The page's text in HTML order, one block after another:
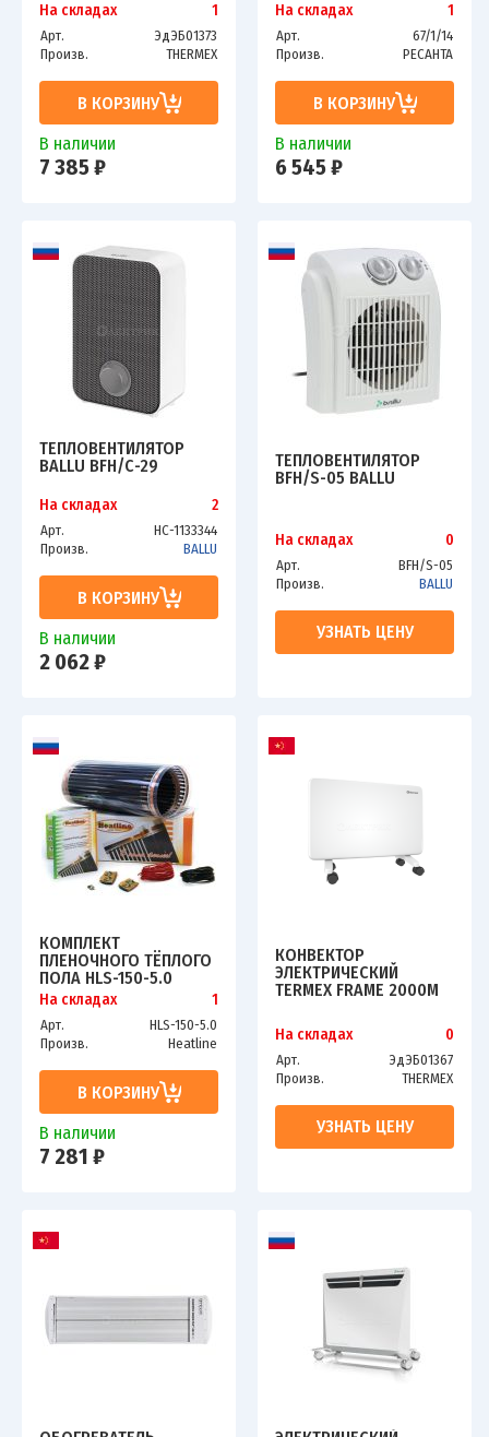
На складах 1
Арт.
ЭдЭБ01373
Произв.
THERMEX
В КОРЗИНУ
В наличии
7 385 ₽
На складах 1
Арт.
67/1/14
Произв.
РЕСАНТА
В КОРЗИНУ
В наличии
6 545 ₽
ТЕПЛОВЕНТИЛЯТОР
BALLU BFH/С-29
На складах 2
Арт.
НС-1133344
Произв.
BALLU
В КОРЗИНУ
В наличии
2 062 ₽
ТЕПЛОВЕНТИЛЯТОР
BFH/S-05 BALLU
На складах 0
Арт.
BFH/S-05
Произв.
BALLU
УЗНАТЬ ЦЕНУ
КОМПЛЕКТ
ПЛЕНОЧНОГО ТЁПЛОГО
ПОЛА HLS-150-5.0
На складах 1
Арт.
HLS-150-5.0
Произв.
Heatline
В КОРЗИНУ
В наличии
7 281 ₽
КОНВЕКТОР
ЭЛЕКТРИЧЕСКИЙ
TERMEX FRAME 2000M
На складах 0
Арт.
ЭдЭБ01367
Произв.
THERMEX
УЗНАТЬ ЦЕНУ